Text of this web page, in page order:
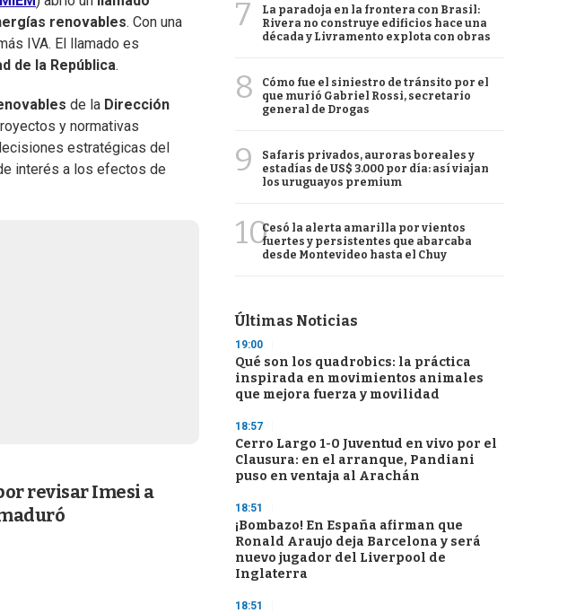
renovables. Con una
IVA. El llamado es
de la República.
de la Dirección
y normativas
estratégicas del
interés a los efectos de
revisar Imesi a
7
La paradoja en la frontera con Brasil:
Rivera no construye edificios hace una
década y Livramento explota con obras
8
Cómo fue el siniestro de tránsito por el
que murió Gabriel Rossi, secretario
general de Drogas
9
Safaris privados, auroras boreales y
estadías de US$ 3.000 por día: así viajan
los uruguayos premium
10Cesó la alerta amarilla por vientos
fuertes y persistentes que abarcaba
desde Montevideo hasta el Chuy
Últimas Noticias
19:00
Qué son los quadrobics: la práctica
inspirada en movimientos animales
que mejora fuerza y movilidad
18:57
Cerro Largo 1-0 Juventud en vivo por el
Clausura: en el arranque, Pandiani
puso en ventaja al Arachán
18:51
¡Bombazo! En España afirman que
Ronald Araujo deja Barcelona y será
nuevo jugador del Liverpool de
Inglaterra
18:51